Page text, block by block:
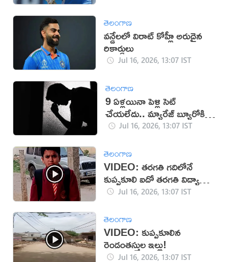
తెలంగాణ
వన్డేలలో విరాట్ కోహ్లీ అరుదైన
రికార్డులు
Jul 16, 2026, 13:07 IST
తెలంగాణ
9 ఏళ్లయినా పెళ్లి సెట్
చేయలేదు.. మ్యారేజ్ బ్యూరోకి
జరిమానా
Jul 16, 2026, 13:07 IST
తెలంగాణ
VIDEO: తరగతి గదిలోనే
కుప్పకూలి ఐదో తరగతి విద్యార్థి
మృతిJul 16, 2026, 13:07 IST
తెలంగాణ
VIDEO: కుప్పకూలిన
రెండంతస్తుల ఇల్లు!
Jul 16, 2026, 13:07 IST